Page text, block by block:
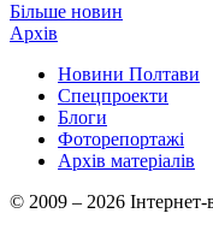
Більше новин
Архів
Новини Полтави
Спецпроекти
Блоги
Фоторепортажі
Архів матеріалів
© 2009 – 2026